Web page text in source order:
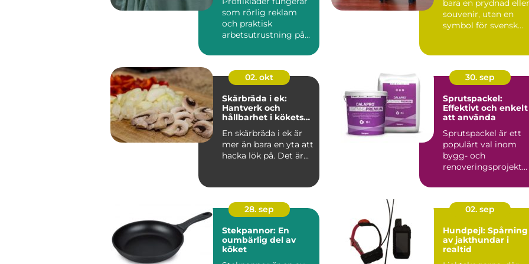
som rörlig reklam
och praktisk
arbetsutrustning på
bara en prydnad eller
souvenir, utan en
symbol för svensk
02. okt
Skärbräda i ek:
Hantverk och
hållbarhet i kökets
En skärbräda i ek är
mer än bara en yta att
hacka lök på. Det är...
30. sep
Sprutspackel:
Effektivt och enkelt
att använda
Sprutspackel är ett
populärt val inom
bygg- och
renoveringsprojekt
effektiv...
28. sep
Stekpannor: En
oumbärlig del av
köket
02. sep
Hundpejl: Spårning
av jakthundar i
realtid